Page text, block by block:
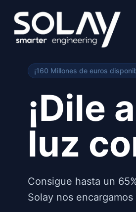
¡160 Millones de euros
¡Dile
luz
Consigue hasta un
Solay nos